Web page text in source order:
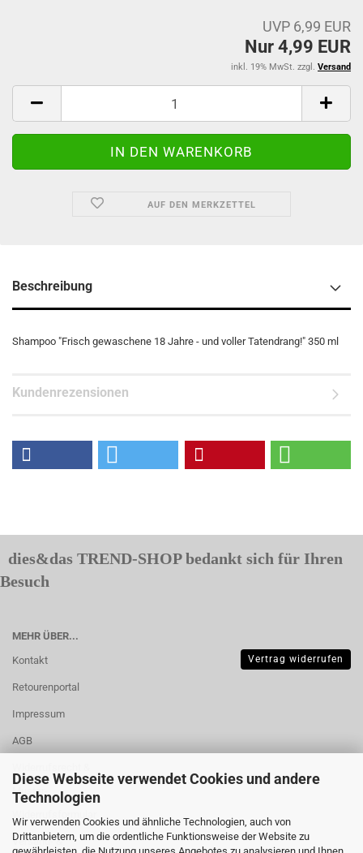
Diese Webseite verwendet Cookies und andere
Technologien
Wir verwenden Cookies und ähnliche Technologien, auch von
Drittanbietern, um die ordentliche Funktionsweise der Website zu
gewährleisten, die Nutzung unseres Angebotes zu analysieren und Ihnen
UVP 6,99 EUR
Nur 4,99 EUR
inkl. 19% MwSt. zzgl. Versand
AUF DEN MERKZETTEL
Beschreibung
Shampoo "Frisch gewaschene 18 Jahre - und voller Tatendrang!" 350 ml
Kundenrezensionen
dies&das TREND-SHOP bedankt sich für Ihren
Besuch
MEHR ÜBER...
Kontakt
Retourenportal
Impressum
AGB
Muster-
Widerrufsformular
Versand- &
Vertrag widerrufen